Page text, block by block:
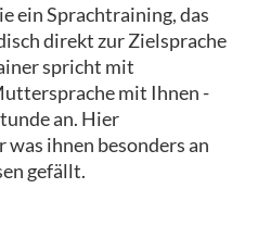
ein Sprachtraining, das
direkt zur Zielsprache
spricht mit
mit Ihnen -
an. Hier
ihnen besonders an
gefällt.